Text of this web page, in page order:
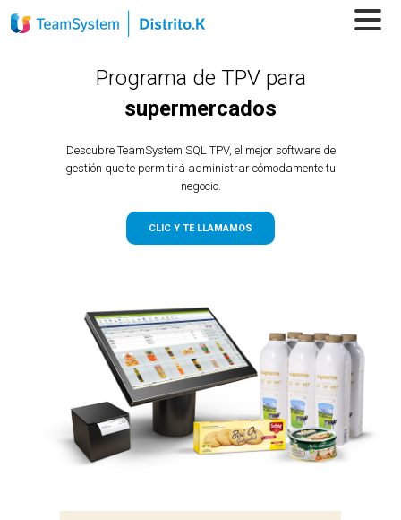
Programa de TPV para
supermercados
Descubre TeamSystem SQL TPV, el mejor software de
gestión que te permitirá administrar cómodamente tu
negocio.
CLIC Y TE LLAMAMOS